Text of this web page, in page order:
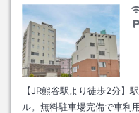
【JR熊谷駅より徒歩2分】
ル。無料駐車場完備で車利